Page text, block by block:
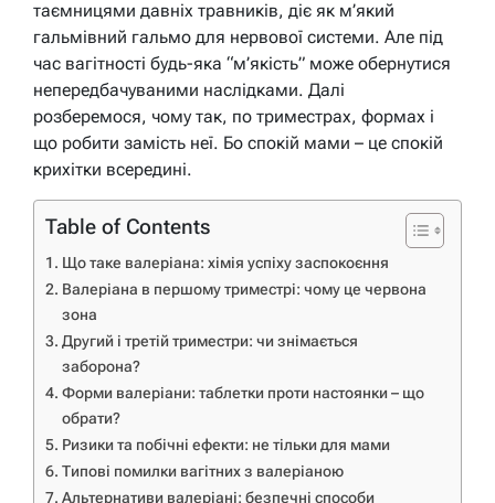
таємницями давніх травників, діє як м’який
гальмівний гальмо для нервової системи. Але під
час вагітності будь-яка “м’якість” може обернутися
непередбачуваними наслідками. Далі
розберемося, чому так, по триместрах, формах і
що робити замість неї. Бо спокій мами – це спокій
крихітки всередині.
Table of Contents
Що таке валеріана: хімія успіху заспокоєння
Валеріана в першому триместрі: чому це червона
зона
Другий і третій триместри: чи знімається
заборона?
Форми валеріани: таблетки проти настоянки – що
обрати?
Ризики та побічні ефекти: не тільки для мами
Типові помилки вагітних з валеріаною
Альтернативи валеріані: безпечні способи